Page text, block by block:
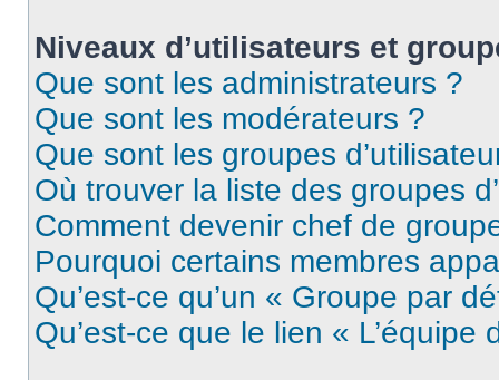
Niveaux d’utilisateurs et
Que sont les administrateurs ?
Que sont les modérateurs ?
Que sont les groupes
Où trouver la liste des groupes
Comment devenir chef de
Pourquoi certains membres
Qu’est-ce qu’un « Groupe par
Qu’est-ce que le lien « L’équipe